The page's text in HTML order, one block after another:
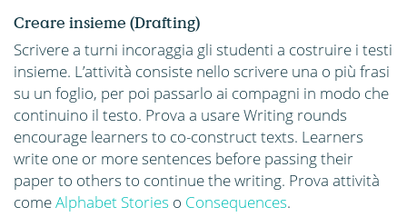
Creare insieme (Drafting)
Scrivere a turni incoraggia gli studenti a costruire i testi
insieme. L’attività consiste nello scrivere una o più frasi
su un foglio, per poi passarlo ai compagni in modo che
continuino il testo. Prova a usare Writing rounds
encourage learners to co-construct texts. Learners
write one or more sentences before passing their
paper to others to continue the writing. Prova attività
comeAlphabet Stories o Consequences.